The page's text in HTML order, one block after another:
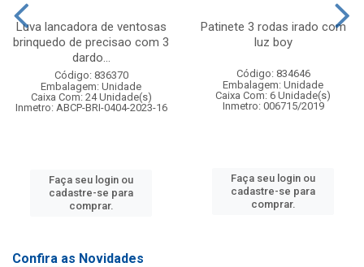
Luva lancadora de ventosas
brinquedo de precisao com 3
dardo...
Código: 836370
Embalagem: Unidade
Caixa Com: 24 Unidade(s)
Inmetro: ABCP-BRI-0404-2023-16
Faça seu login ou
cadastre-se para
comprar.
Patinete 3 rodas irado com
luz boy
Código: 834646
Embalagem: Unidade
Caixa Com: 6 Unidade(s)
Inmetro: 006715/2019
Faça seu login ou
cadastre-se para
comprar.
Confira as Novidades